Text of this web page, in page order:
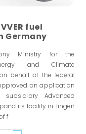
fuel
Germany
Ministry for the
and Climate
behalf of the federal
an application
Advanced
its facility in Lingen
f